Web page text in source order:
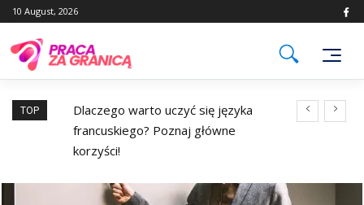
Skip
to
10 August, 2026
TOP
Dlaczego warto uczyć się języka
francuskiego? Poznaj główne
korzyści!
Co to jest